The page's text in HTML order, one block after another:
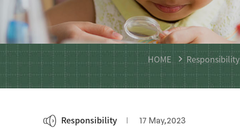
HOME Responsibility
Responsibility 17 May,2023